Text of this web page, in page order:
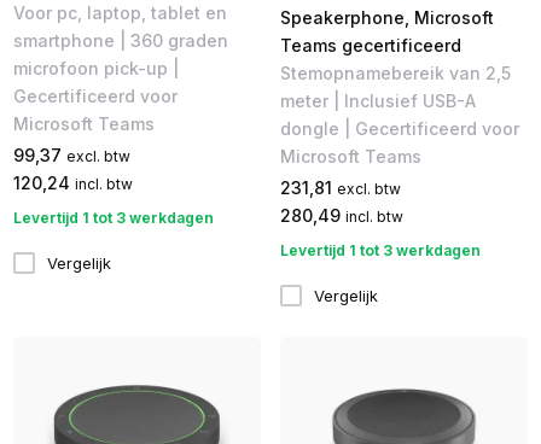
Voor pc, laptop, tablet en
smartphone | 360 graden
microfoon pick-up |
Gecertificeerd voor
Microsoft Teams
99,37 excl. btw
120,24 incl. btw
Levertijd 1 tot 3 werkdagen
Vergelijk
Speakerphone, Microsoft
Teams gecertificeerd
Stemopnamebereik van 2,5
meter | Inclusief USB-A
dongle | Gecertificeerd voor
Microsoft Teams
231,81 excl. btw
280,49 incl. btw
Levertijd 1 tot 3 werkdagen
Vergelijk